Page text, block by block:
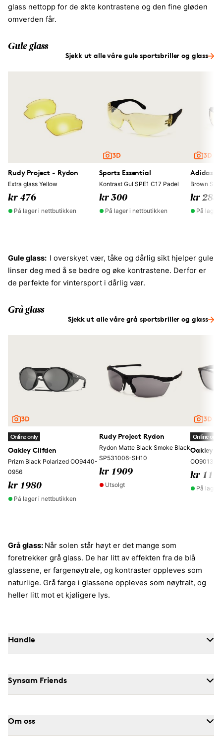
glass nettopp for de økte kontrastene og den fine gløden
omverden får.
Gule glass
Sjekk ut alle våre gule sportsbriller og glass
Rudy Project - Rydon
Extra glass Yellow
kr 476
På lager i nettbutikken
Sports Essential
Kontrast Gul SPE1 C17 Padel
kr 300
På lager i nettbutikken
Adidas
Brown
kr
På lager
Gule glass: I overskyet vær, tåke og dårlig sikt hjelper gule
linser deg med å se bedre og øke kontrastene. Derfor er
de perfekte for vintersport i dårlig vær.
Grå glass
Sjekk ut alle våre grå sportsbriller og glass
Online only
Oakley Clifden
Prizm Black Polarized OO9440-
0956
kr 1980
På lager i nettbutikken
Rudy Project Rydon
Rydon Matte Black Smoke Black
SP531006-SH10
kr 1909
Utsolgt
Online only
Oakley
OO9013-
kr
På lager
Grå glass: Når solen står høyt er det mange som
foretrekker grå glass. De har litt av effekten fra de blå
glassene, er fargenøytrale, og kontraster oppleves som
naturlige. Grå farge i glassene oppleves som nøytralt, og
heller litt mot et kjøligere lys.
Handle
Synsam Friends
Om oss